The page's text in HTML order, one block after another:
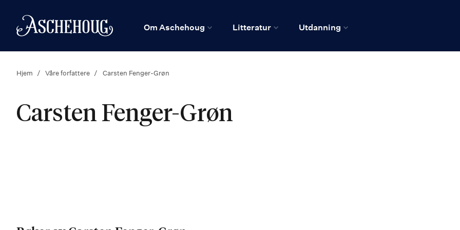
Hjem
Om Aschehoug Litteratur Utdanning
Hjem Våre forfattere Carsten Fenger-Grøn
Carsten Fenger-Grøn